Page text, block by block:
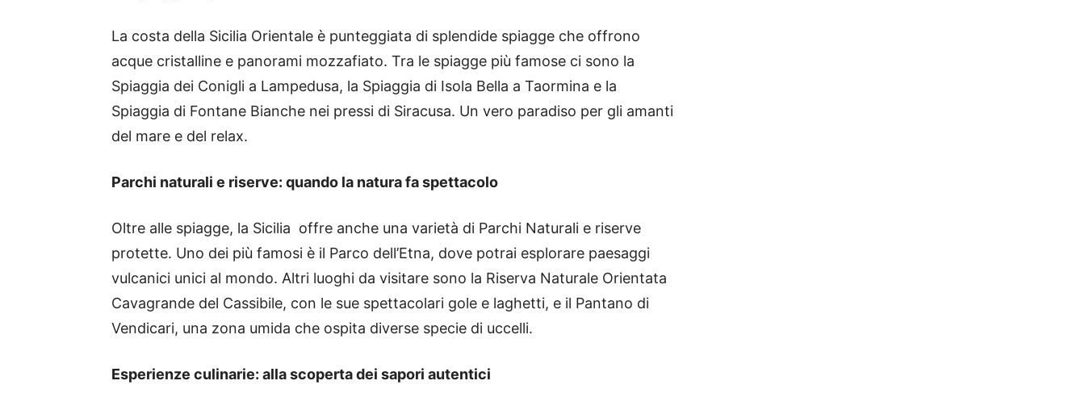
La costa della Sicilia Orientale è punteggiata di splendide spiagge che offrono
acque cristalline e panorami mozzafiato. Tra le spiagge più famose ci sono la
Spiaggia dei Conigli a Lampedusa, la Spiaggia di Isola Bella a Taormina e la
Spiaggia di Fontane Bianche nei pressi di Siracusa. Un vero paradiso per gli amanti
del mare e del relax.
Parchi naturali e riserve: quando la natura fa spettacolo
Oltre alle spiagge, la Sicilia offre anche una varietà di Parchi Naturali e riserve
protette. Uno dei più famosi è il Parco dell’Etna, dove potrai esplorare paesaggi
vulcanici unici al mondo. Altri luoghi da visitare sono la Riserva Naturale Orientata
Cavagrande del Cassibile, con le sue spettacolari gole e laghetti, e il Pantano di
Vendicari, una zona umida che ospita diverse specie di uccelli.
Esperienze culinarie: alla scoperta dei sapori autentici